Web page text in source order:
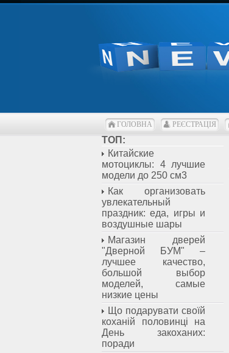
ГОЛОВНА РЕЄСТРАЦІЯ
ТОП:
Китайские
мотоциклы: 4 лучшие
модели до 250 см3
Как организовать
увлекательный
праздник: еда, игры и
воздушные шары
Магазин дверей
"Дверной БУМ" –
лучшее качество,
большой выбор
моделей, самые
низкие цены
Що подарувати своїй
коханій половинці на
День закоханих:
поради